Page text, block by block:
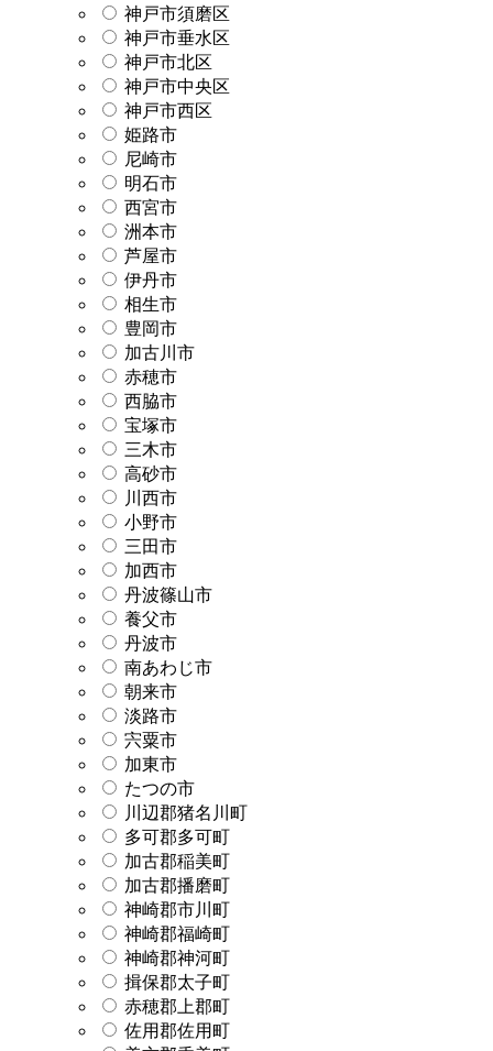
神戸市須磨区
神戸市垂水区
神戸市北区
神戸市中央区
神戸市西区
姫路市
尼崎市
明石市
西宮市
洲本市
芦屋市
伊丹市
相生市
豊岡市
加古川市
赤穂市
西脇市
宝塚市
三木市
高砂市
川西市
小野市
三田市
加西市
丹波篠山市
養父市
丹波市
南あわじ市
朝来市
淡路市
宍粟市
加東市
たつの市
川辺郡猪名川町
多可郡多可町
加古郡稲美町
加古郡播磨町
神崎郡市川町
神崎郡福崎町
神崎郡神河町
揖保郡太子町
赤穂郡上郡町
佐用郡佐用町